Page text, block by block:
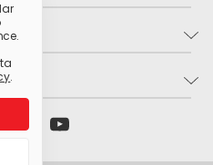
Artigianato
Medico
Estetico
pittogrammi
pericolosi
Salute
.